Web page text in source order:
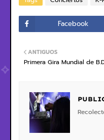
Facebook
ANTIGUOS
Primera Gira Mundial de